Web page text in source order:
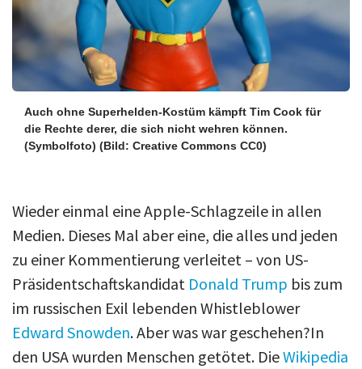
Auch ohne Superhelden-Kostüm kämpft Tim Cook für
die Rechte derer, die sich nicht wehren können.
(Symbolfoto) (Bild: Creative Commons CC0)
Wieder einmal eine Apple-Schlagzeile in allen
Medien. Dieses Mal aber eine, die alles und jeden
zu einer Kommentierung verleitet – von US-
Präsidentschaftskandidat Donald Trump bis zum
im russischen Exil lebenden Whistleblower
Edward Snowden. Aber was war geschehen?In
den USA wurden Menschen getötet. DieWikipedia